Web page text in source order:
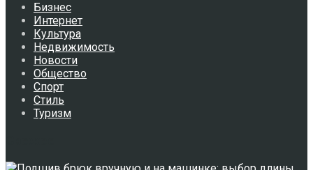
Бизнес
Интернет
Культура
Недвижимость
Новости
Общество
Спорт
Стиль
Туризм